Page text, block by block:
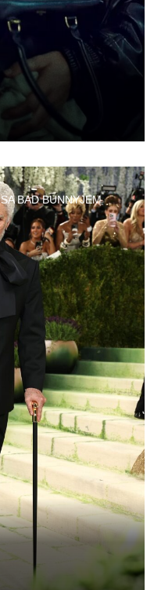
BAD BUNNYJEM